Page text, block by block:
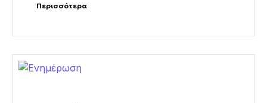
Περισσότερα